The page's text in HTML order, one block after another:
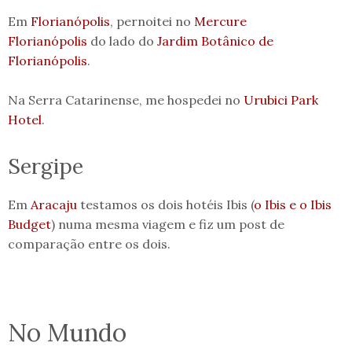
Em Florianópolis, pernoitei no Mercure
Florianópolis do lado do Jardim Botânico de
Florianópolis.
Na Serra Catarinense, me hospedei no Urubici Park
Hotel.
Sergipe
Em Aracaju testamos os dois hotéis Ibis (o Ibis e o Ibis
Budget) numa mesma viagem e fiz um post de
comparação entre os dois.
No Mundo